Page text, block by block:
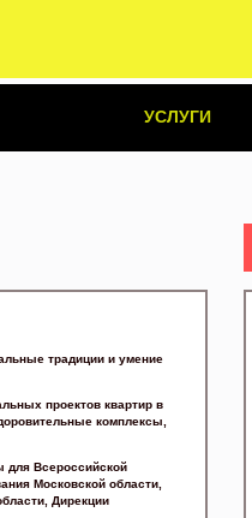
УСЛУГИ
традиции и умение
проектов квартир в
комплексы,
Всероссийской
Московской области,
Дирекции